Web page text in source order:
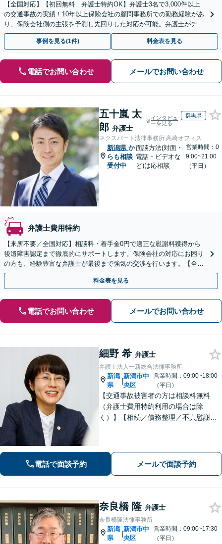
【全国対応】【初回無料｜弁護士特約OK】弁護士3名で3,000件以上
の交通事故の実績！10年以上保険会社の顧問事務所での勤務経験があ
り、保険会社側の主張を予測し先回りした対応が可能。弁護士がチー
ムとなり示談交渉、休業損害、後遺障害等に対応。
事例を見る(1件) 料金表を見る
電話でお問い合わせ メールでお問い合わせ
五十嵐 太
郎 弁護士
インタビュ
ーを見る
群馬県
ネクスパート法律事務所 高崎オフィス
新潟県 か
らも相談
受付中
面談方法(対面・
電話・ビデオな
ど)は応相談
営業時間：0
9:00~21:00
（平日）
弁護士費用特約
【来所不要／全国対応】相談料・着手金0円で適正な慰謝料獲得から
後遺障害認定まで徹底的にサポートします。保険会社の対応にお困り
の方も、経験豊富な弁護士が最後まで強気の交渉を行います。【全国
13拠点】お気軽にご相談ください。
料金表を見る
電話でお問い合わせ メールでお問い合わせ
細野 希 弁護士
弁護士法人一新総合法律事務所
新潟
県
|
新潟市中
央区
営業時間：09:00~18:00
（平日）
【交通事故被害者の方は相談料無料
（弁護士費用特約利用の場合は除
く）】【相続／債務整理／不貞慰謝料
き、気持ちに寄り添いながら法的サポ
ートをいたします。
電話で面談予約 メールで面談予約
奈良橋 隆 弁護士
奈良橋隆法律事務所
新潟
県
|
新潟市中
央区
営業時間：09:00~17:30
（平日）